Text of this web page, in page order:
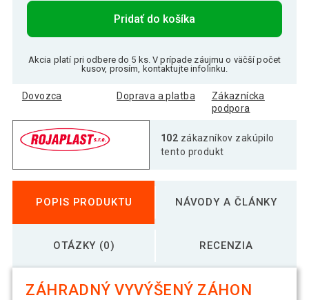
Pridať do košíka
Akcia platí pri odbere do 5 ks. V prípade záujmu o väčší počet
kusov, prosím, kontaktujte infolinku.
Dovozca Doprava a platba
Zákaznícka
podpora
102 zákazníkov zakúpilo
tento produkt
POPIS PRODUKTU NÁVODY A ČLÁNKY
OTÁZKY (0) RECENZIA
ZÁHRADNÝ VYVÝŠENÝ ZÁHON